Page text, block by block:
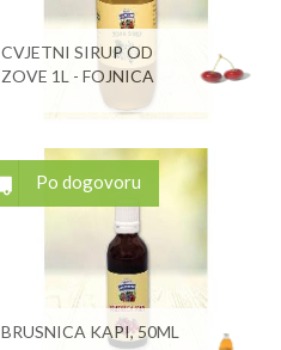
CVJETNI SIRUP OD
ZOVE 1L - FOJNICA
Po dogovoru
BRUSNICA KAPI, 50ML